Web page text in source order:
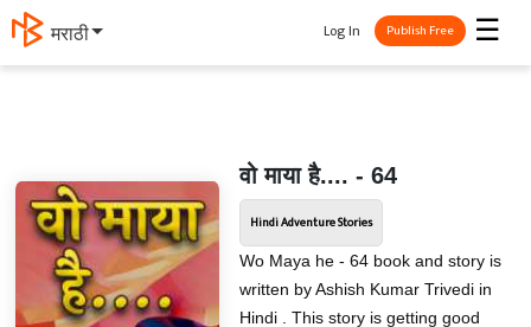
मराठी ☰
Log In Publish Free
वो माया है.... - 64
Hindi Adventure Stories
Wo Maya he - 64 book and story is
written by Ashish Kumar Trivedi in
Hindi . This story is getting good